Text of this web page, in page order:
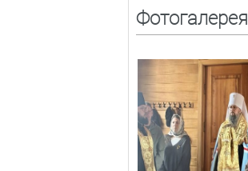
Фотогалерея